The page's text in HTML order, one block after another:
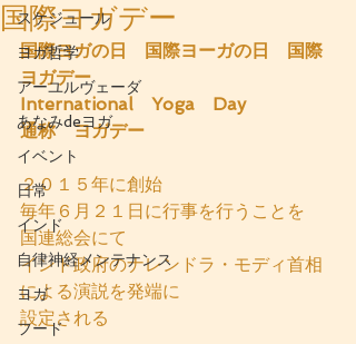
スケジュール
ヨガ哲学
アーユルヴェーダ
あなみdeヨガ
イベント
日常
インド
自律神経メンテナンス
ヨガ
フード
国際ヨガデー
国際ヨガの日　国際ヨーガの日　国際
ヨガデー
International　Yoga　Day
通称　ヨガデー
２０１５年に創始
毎年６月２１日に行事を行うことを
国連総会にて
インド政府のナレンドラ・モディ首相
による演説を発端に
設定される